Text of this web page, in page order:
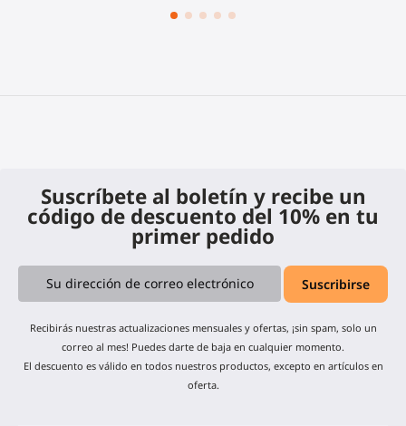
Suscríbete al boletín y recibe un
código de descuento del 10% en tu
primer pedido
Recibirás nuestras actualizaciones mensuales y ofertas, ¡sin spam, solo un
correo al mes! Puedes darte de baja en cualquier momento.
El descuento es válido en todos nuestros productos, excepto en artículos en
oferta.